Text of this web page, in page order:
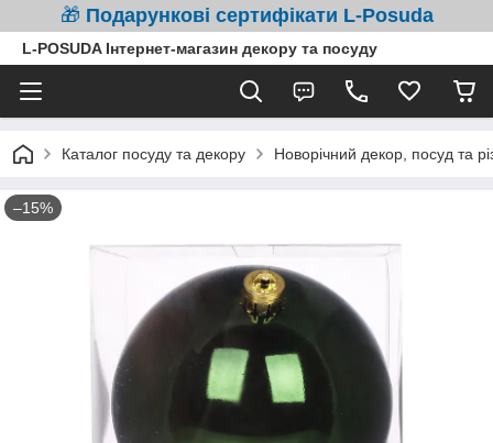
🎁 Подарункові сертифікати L-Posuda
L-POSUDA Інтернет-магазин декору та посуду
Каталог посуду та декору Новорічний декор, посуд та
–15%